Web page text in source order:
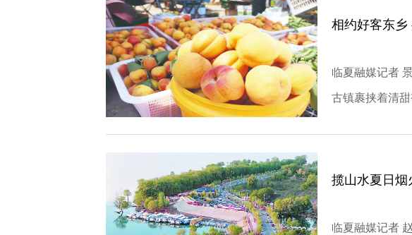
相约好客东乡
临夏融媒记者
古镇裹挟着清
揽山水夏日烟
临夏融媒记者